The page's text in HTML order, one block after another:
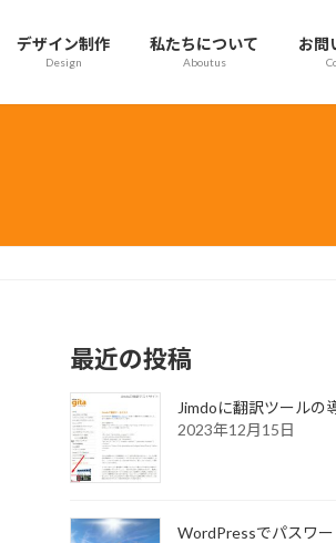
デザイン制作
Design
私たちについて
Aboutus
お問
最近の投稿
Jimdoに翻訳ツールの
2023年12月15日
WordPressでパスワー